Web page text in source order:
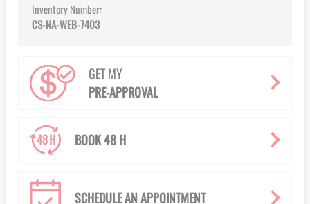
Inventory Number:
CS-NA-WEB-7403
GET MY
PRE-APPROVAL
BOOK 48 H
SCHEDULE AN APPOINTMENT